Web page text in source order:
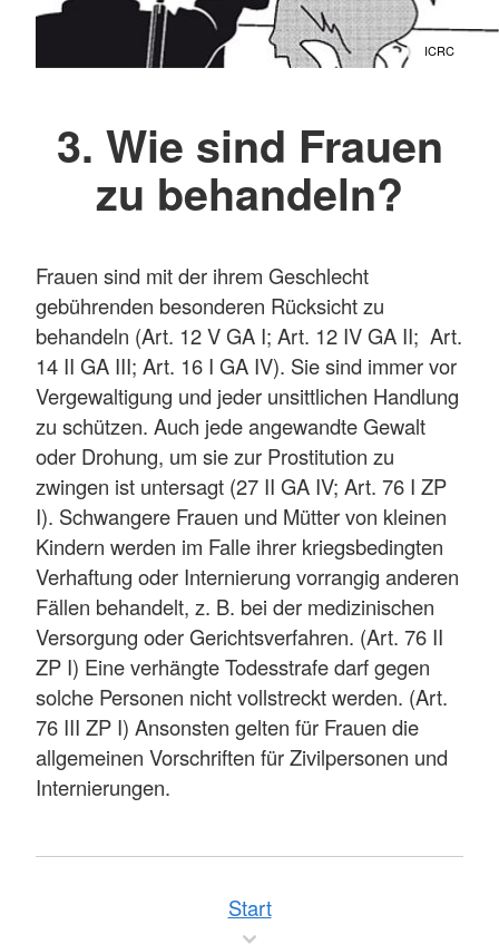
ICRC
3. Wie sind Frauen
zu behandeln?
Frauen sind mit der ihrem Geschlecht
gebührenden besonderen Rücksicht zu
behandeln (Art. 12 V GA I; Art. 12 IV GA II; Art.
14 II GA III; Art. 16 I GA IV). Sie sind immer vor
Vergewaltigung und jeder unsittlichen Handlung
zu schützen. Auch jede angewandte Gewalt
oder Drohung, um sie zur Prostitution zu
zwingen ist untersagt (27 II GA IV; Art. 76 I ZP
I). Schwangere Frauen und Mütter von kleinen
Kindern werden im Falle ihrer kriegsbedingten
Verhaftung oder Internierung vorrangig anderen
Fällen behandelt, z. B. bei der medizinischen
Versorgung oder Gerichtsverfahren. (Art. 76 II
ZP I) Eine verhängte Todesstrafe darf gegen
solche Personen nicht vollstreckt werden. (Art.
76 III ZP I) Ansonsten gelten für Frauen die
allgemeinen Vorschriften für Zivilpersonen und
Internierungen.
Start